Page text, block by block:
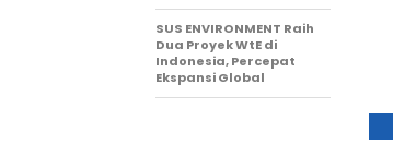
SUS ENVIRONMENT Raih
Dua Proyek WtE di
Indonesia, Percepat
Ekspansi Global